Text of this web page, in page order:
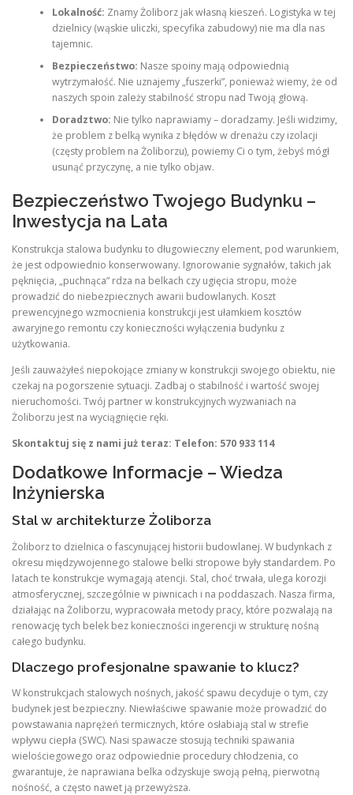
Lokalność: Znamy Żoliborz jak własną kieszeń. Logistyka w tej
dzielnicy (wąskie uliczki, specyfika zabudowy) nie ma dla nas
tajemnic.
Bezpieczeństwo: Nasze spoiny mają odpowiednią
wytrzymałość. Nie uznajemy „fuszerki”, ponieważ wiemy, że od
naszych spoin zależy stabilność stropu nad Twoją głową.
Doradztwo: Nie tylko naprawiamy – doradzamy. Jeśli widzimy,
że problem z belką wynika z błędów w drenażu czy izolacji
(częsty problem na Żoliborzu), powiemy Ci o tym, żebyś mógł
usunąć przyczynę, a nie tylko objaw.
Bezpieczeństwo Twojego Budynku –
Inwestycja na Lata
Konstrukcja stalowa budynku to długowieczny element, pod warunkiem,
że jest odpowiednio konserwowany. Ignorowanie sygnałów, takich jak
pęknięcia, „puchnąca” rdza na belkach czy ugięcia stropu, może
prowadzić do niebezpiecznych awarii budowlanych. Koszt
prewencyjnego wzmocnienia konstrukcji jest ułamkiem kosztów
awaryjnego remontu czy konieczności wyłączenia budynku z
użytkowania.
Jeśli zauważyłeś niepokojące zmiany w konstrukcji swojego obiektu, nie
czekaj na pogorszenie sytuacji. Zadbaj o stabilność i wartość swojej
nieruchomości. Twój partner w konstrukcyjnych wyzwaniach na
Żoliborzu jest na wyciągnięcie ręki.
Skontaktuj się z nami już teraz: Telefon: 570 933 114
Dodatkowe Informacje – Wiedza
Inżynierska
Stal w architekturze Żoliborza
Żoliborz to dzielnica o fascynującej historii budowlanej. W budynkach z
okresu międzywojennego stalowe belki stropowe były standardem. Po
latach te konstrukcje wymagają atencji. Stal, choć trwała, ulega korozji
atmosferycznej, szczególnie w piwnicach i na poddaszach. Nasza firma,
działając na Żoliborzu, wypracowała metody pracy, które pozwalają na
renowację tych belek bez konieczności ingerencji w strukturę nośną
całego budynku.
Dlaczego profesjonalne spawanie to klucz?
W konstrukcjach stalowych nośnych, jakość spawu decyduje o tym, czy
budynek jest bezpieczny. Niewłaściwe spawanie może prowadzić do
powstawania naprężeń termicznych, które osłabiają stal w strefie
wpływu ciepła (SWC). Nasi spawacze stosują techniki spawania
wielościegowego oraz odpowiednie procedury chłodzenia, co
gwarantuje, że naprawiana belka odzyskuje swoją pełną, pierwotną
nośność, a często nawet ją przewyższa.